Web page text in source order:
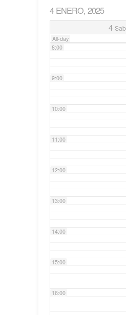
4 ENERO, 2025
4 Sab
All-day
7:00
8:00
9:00
10:00
11:00
12:00
13:00
14:00
15:00
16:00